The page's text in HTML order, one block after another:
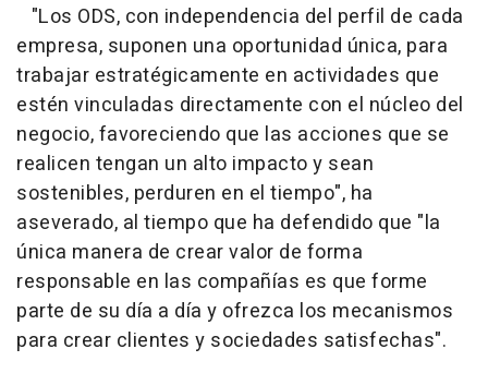
"Los ODS, con independencia del perfil de cada
empresa, suponen una oportunidad única, para
trabajar estratégicamente en actividades que
estén vinculadas directamente con el núcleo del
negocio, favoreciendo que las acciones que se
realicen tengan un alto impacto y sean
sostenibles, perduren en el tiempo", ha
aseverado, al tiempo que ha defendido que "la
única manera de crear valor de forma
responsable en las compañías es que forme
parte de su día a día y ofrezca los mecanismos
para crear clientes y sociedades satisfechas".